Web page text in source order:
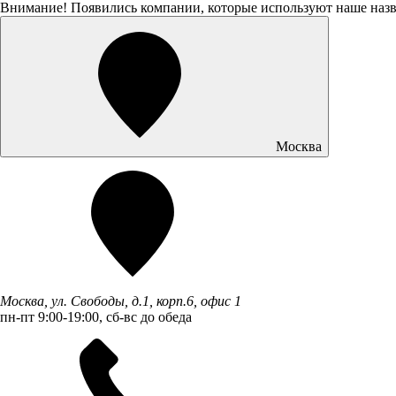
Внимание! Появились компании, которые используют наше
Москва
Москва, ул. Свободы, д.1, корп.6, офис 1
пн-пт 9:00-19:00, сб-вс до обеда